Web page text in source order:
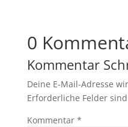
0
Kommentar
Deine E-Mail-Adresse
Erforderliche Felder
Kommentar *